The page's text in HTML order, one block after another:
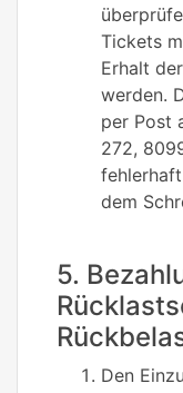
Tickets
Erhalt
werden.
per Post
272,
dem
5.
Den